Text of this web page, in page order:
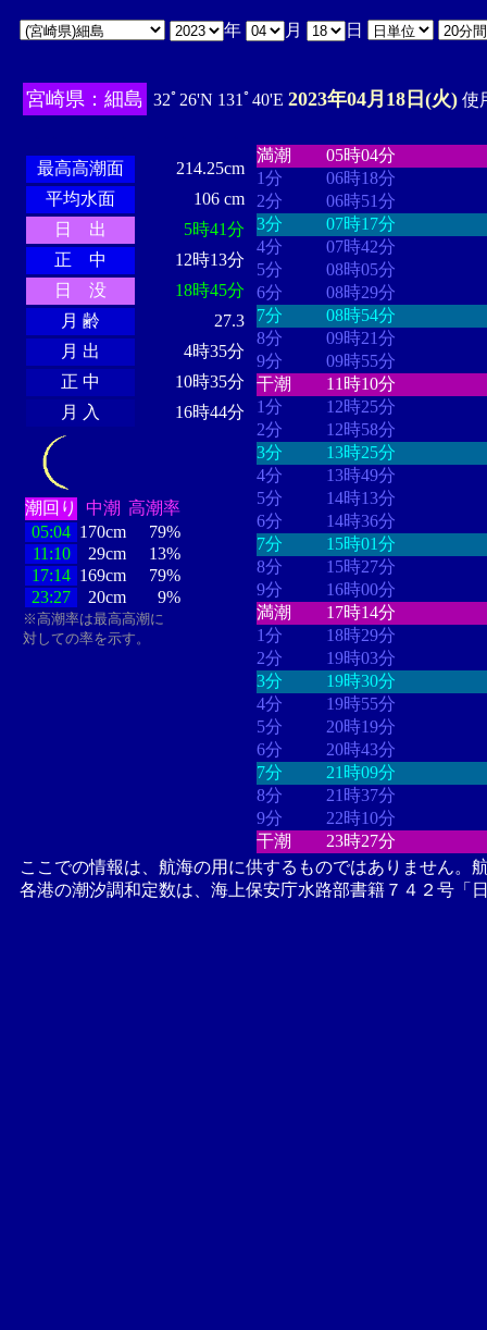
年 月 日
宮崎県：細島 32ﾟ26'N 131ﾟ40'E 2023年04月18日(火) 使
最高高潮面
214.25cm
平均水面
106 cm
日 出
5時41分
正 中
12時13分
日 没
18時45分
月 齢
27.3
月 出
4時35分
正 中
10時35分
月 入
16時44分
潮回り 中潮 高潮率
05:04 170cm
79%
11:10
29cm
13%
17:14 169cm
79%
23:27
20cm 9%
※高潮率は最高高潮に
対しての率を示す。
満潮
05時04分
1分
06時18分
2分
06時51分
3分
07時17分
4分
07時42分
5分
08時05分
6分
08時29分
7分
08時54分
8分
09時21分
9分
09時55分
干潮
11時10分
1分
12時25分
2分
12時58分
3分
13時25分
4分
13時49分
5分
14時13分
6分
14時36分
7分
15時01分
8分
15時27分
9分
16時00分
満潮
17時14分
1分
18時29分
2分
19時03分
3分
19時30分
4分
19時55分
5分
20時19分
6分
20時43分
7分
21時09分
8分
21時37分
9分
22時10分
干潮
23時27分
ここでの情報は、航海の用に供するものではありません。
各港の潮汐調和定数は、海上保安庁水路部書籍７４２号「